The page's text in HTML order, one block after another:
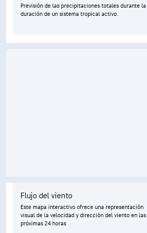
Previsión de las precipitaciones totales durante la
duración de un sistema tropical activo.
Flujo del viento
Este mapa interactivo ofrece una representación
visual de la velocidad y dirección del viento en las
próximas 24 horas